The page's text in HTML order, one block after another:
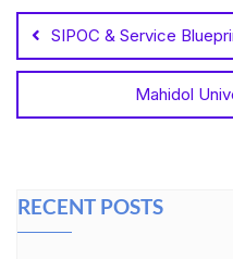
navigation
SIPOC & Service
Mahidol
RECENT POSTS